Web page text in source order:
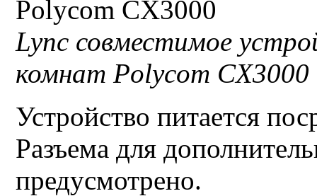
Lync совместимое
комнатPolycom CX3000
Устройство питается
Разъема для
предусмотрено.